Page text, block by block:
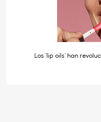
Los ‘lip oils’ han